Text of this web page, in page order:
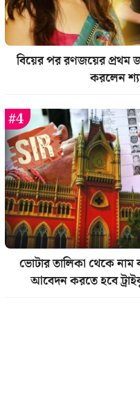
বিয়ের পর রণজয়ের প্রথম
করলেন
ভোটার তালিকা থেকে নাম
আবেদন করতে হবে